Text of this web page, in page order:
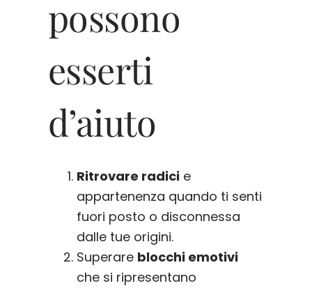
possono
esserti
d’aiuto
Ritrovare radici e
appartenenza quando ti senti
fuori posto o disconnessa
dalle tue origini.
Superare blocchi emotivi
che si ripresentano